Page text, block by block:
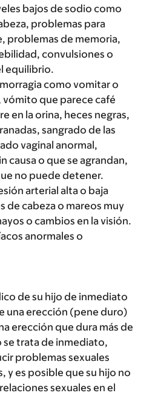
bajos de sodio como
problemas para
problemas de memoria,
convulsiones o
equilibrio.
como vomitar o
vómito que parece café
en la orina, heces negras,
sangrado de las
vaginal anormal,
causa o que se agrandan,
no puede detener.
arterial alta o baja
de cabeza o mareos muy
o cambios en la visión.
anormales o
de su hijo de inmediato
una erección (pene duro)
erección que dura más de
se trata de inmediato,
problemas sexuales
y es posible que su hijo no
sexuales en el